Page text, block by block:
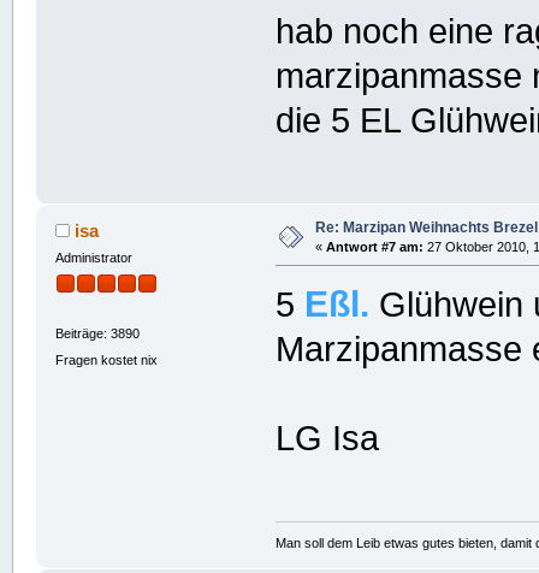
hab noch eine
marzipanmasse
die 5 EL
isa
Administrator
Beiträge: 3890
Fragen kostet nix
Re: Marzipan Weihnachts Brezel
« Antwort #7 am: 27 Oktober 2010,
5 Eßl. Glühwein
Marzipanmasse
LG Isa
Man soll dem Leib etwas gutes bieten,